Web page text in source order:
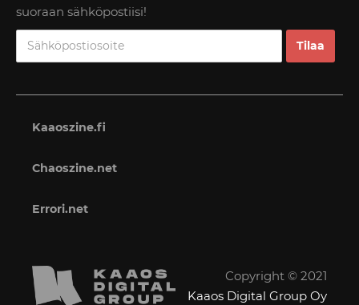
suoraan sähköpostiisi!
Kaaoszine.fi
Chaoszine.net
Errori.net
Copyright © 2021
Kaaos Digital Group Oy